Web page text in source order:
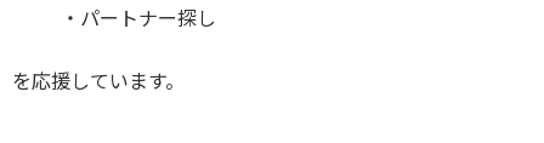
・パートナー探し
を応援しています。